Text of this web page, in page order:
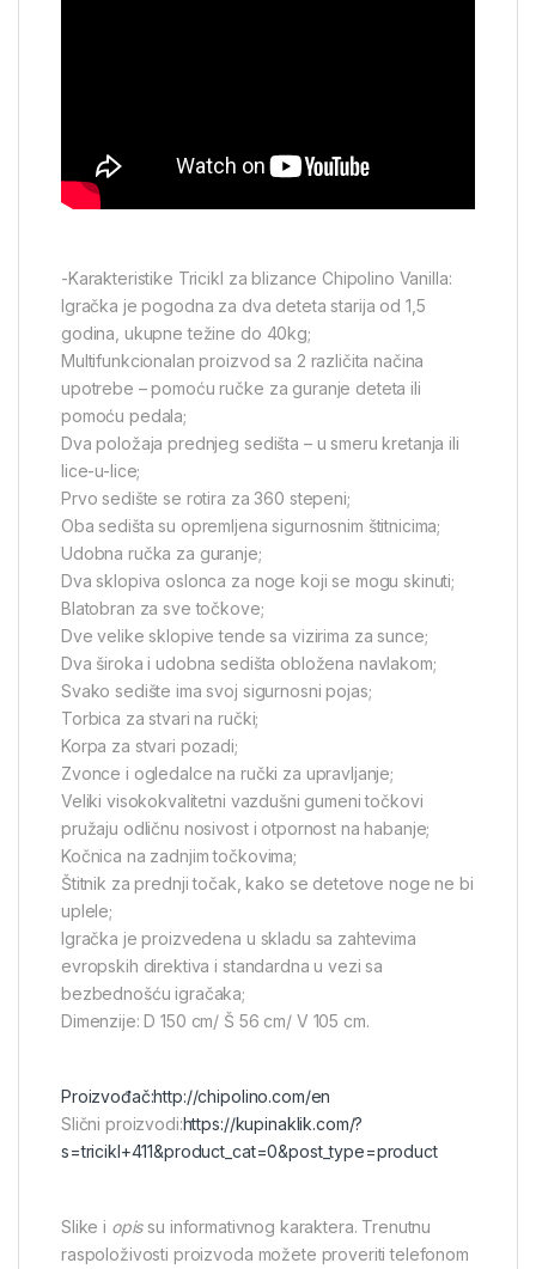
-Karakteristike Tricikl za blizance Chipolino Vanilla:
Igračka je pogodna za dva deteta starija od 1,5
godina, ukupne težine do 40kg;
Multifunkcionalan proizvod sa 2 različita načina
upotrebe – pomoću ručke za guranje deteta ili
pomoću pedala;
Dva položaja prednjeg sedišta – u smeru kretanja ili
lice-u-lice;
Prvo sedište se rotira za 360 stepeni;
Oba sedišta su opremljena sigurnosnim štitnicima;
Udobna ručka za guranje;
Dva sklopiva oslonca za noge koji se mogu skinuti;
Blatobran za sve točkove;
Dve velike sklopive tende sa vizirima za sunce;
Dva široka i udobna sedišta obložena navlakom;
Svako sedište ima svoj sigurnosni pojas;
Torbica za stvari na ručki;
Korpa za stvari pozadi;
Zvonce i ogledalce na ručki za upravljanje;
Veliki visokokvalitetni vazdušni gumeni točkovi
pružaju odličnu nosivost i otpornost na habanje;
Kočnica na zadnjim točkovima;
Štitnik za prednji točak, kako se detetove noge ne bi
uplele;
Igračka je proizvedena u skladu sa zahtevima
evropskih direktiva i standardna u vezi sa
bezbednošću igračaka;
Dimenzije: D 150 cm/ Š 56 cm/ V 105 cm.
Proizvođač:http://chipolino.com/en
Slični proizvodi:https://kupinaklik.com/?
s=tricikl+411&product_cat=0&post_type=product
Slike i opissu informativnog karaktera. Trenutnu
raspoloživosti proizvoda možete proveriti telefonom